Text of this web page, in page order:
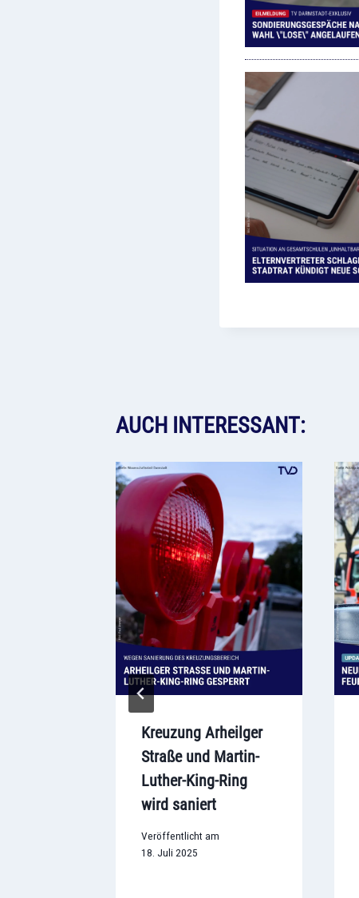
AUCH INTERESSANT:
Kreuzung Arheilger
Straße und Martin-
Luther-King-Ring
wird saniert
Veröffentlicht am
18. Juli 2025